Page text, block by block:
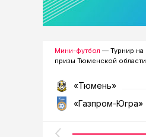
Мини-футбол — Турнир на
призы Тюменской области
«Тюмень»
«Газпром-Югра»